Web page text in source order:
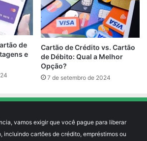
de
e
Cartão de Crédito vs. Cartão
de Débito: Qual a Melhor
Opção?
7 de setembro de 2024
vamos exigir que você pague para liberar
incluindo cartões de crédito, empréstimos ou